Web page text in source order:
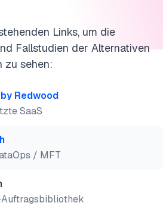
Links, um die
Fallstudien der Alternativen
zu sehen:
Redwood
SaaS
/ MFT